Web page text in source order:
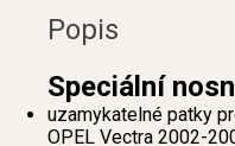
Popis
Speciální
uzamykatelné patky
OPEL Vectra 2002-